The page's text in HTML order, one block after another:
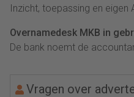
Inzicht, toepassing en eigen
Overnamedesk MKB in
De bank noemt de
Vragen over